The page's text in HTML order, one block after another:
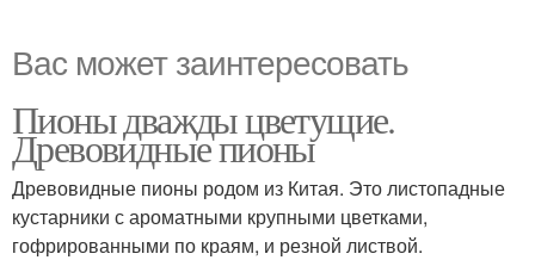
Вас может заинтересовать
Пионы дважды цветущие.
Древовидные пионы
Древовидные пионы родом из Китая. Это листопадные
кустарники с ароматными крупными цветками,
гофрированными по краям, и резной листвой.